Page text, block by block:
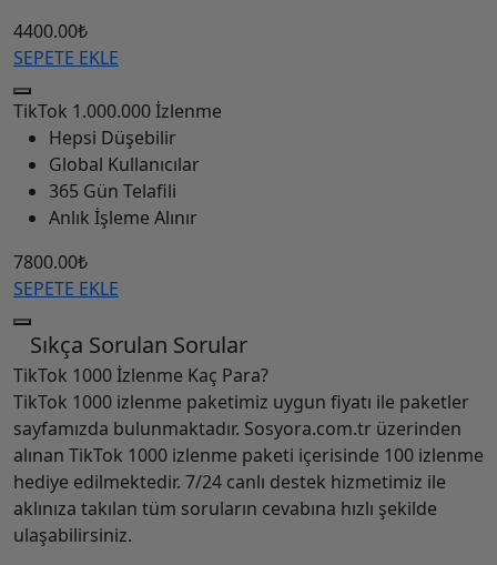
4400.00₺
SEPETE EKLE
TikTok 1.000.000 İzlenme
Hepsi Düşebilir
Global Kullanıcılar
365 Gün Telafili
Anlık İşleme Alınır
7800.00₺
SEPETE EKLE
Sıkça Sorulan Sorular
TikTok 1000 İzlenme Kaç Para?
TikTok 1000 izlenme paketimiz uygun fiyatı ile paketler
sayfamızda bulunmaktadır. Sosyora.com.tr üzerinden
alınan TikTok 1000 izlenme paketi içerisinde 100 izlenme
hediye edilmektedir. 7/24 canlı destek hizmetimiz ile
aklınıza takılan tüm soruların cevabına hızlı şekilde
ulaşabilirsiniz.